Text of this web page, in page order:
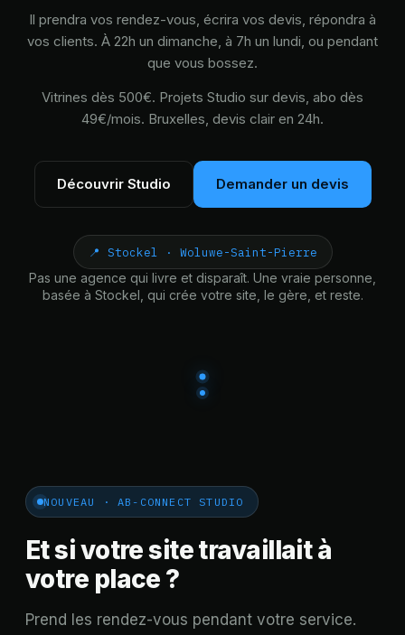
Il prendra vos rendez-vous, écrira vos devis, répondra à
vos clients. À 22h un dimanche, à 7h un lundi, ou pendant
que vous bossez.
Vitrines dès 500€. Projets Studio sur devis, abo dès
49€/mois. Bruxelles, devis clair en 24h.
Découvrir Studio Demander un devis
📍 Stockel · Woluwe-Saint-Pierre
Pas une agence qui livre et disparaît. Une vraie personne,
basée à Stockel, qui crée votre site, le gère, et reste.
NOUVEAU · AB-CONNECT STUDIO
Et si votre site travaillait à
votre place ?
Prend les rendez-vous pendant votre service.